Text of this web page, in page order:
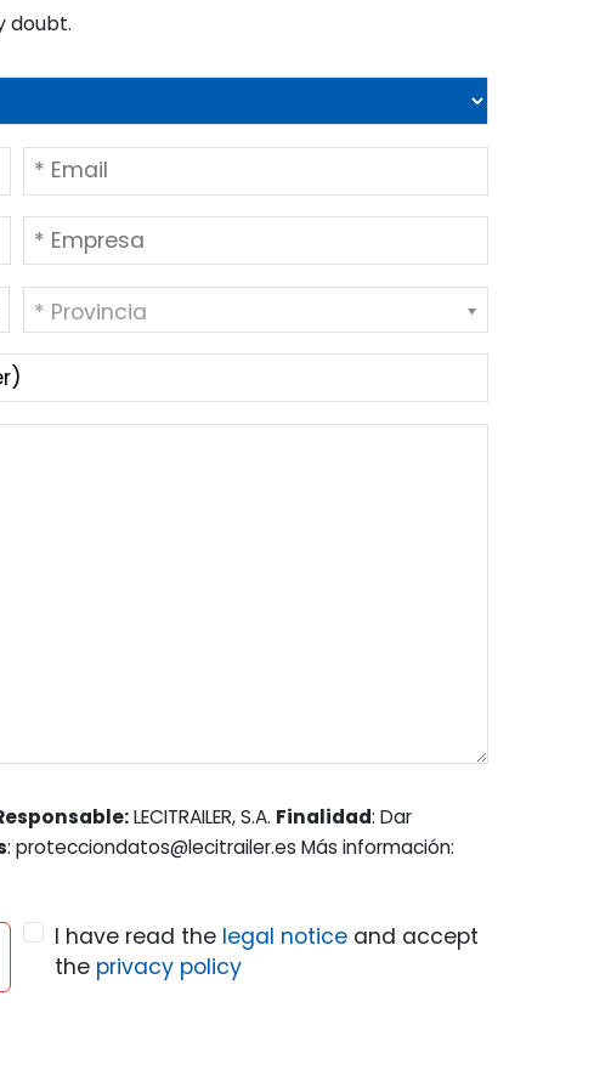
doubt.
* Provincia
LECITRAILER, S.A. Finalidad: Dar
: protecciondatos@lecitrailer.es Más información:
I have read the legal notice and accept
the privacy policy